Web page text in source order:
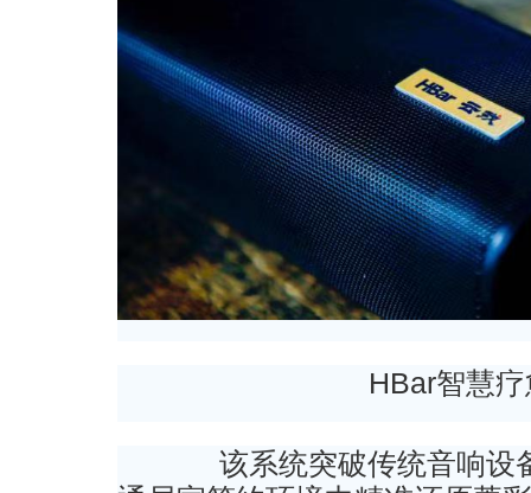
HBar智慧
该系统突破传统音响设